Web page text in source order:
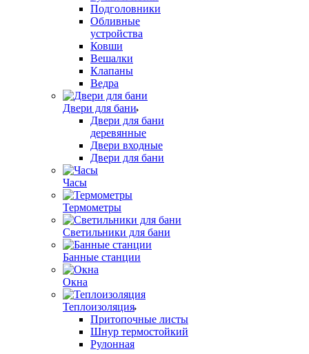
Подголовники
Обливные
устройства
Ковши
Вешалки
Клапаны
Ведра
Двери для бани
Двери для бани
деревянные
Двери входные
Двери для бани
Часы
Термометры
Светильники для бани
Банные станции
Окна
Теплоизоляция
Притопочные листы
Шнур термостойкий
Рулонная